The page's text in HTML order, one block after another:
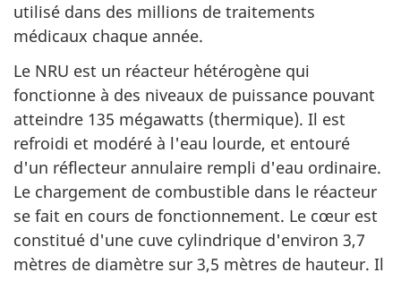
utilisé dans des millions de traitements
médicaux chaque année.
Le NRU est un réacteur hétérogène qui
fonctionne à des niveaux de puissance pouvant
atteindre 135 mégawatts (thermique). Il est
refroidi et modéré à l'eau lourde, et entouré
d'un réflecteur annulaire rempli d'eau ordinaire.
Le chargement de combustible dans le réacteur
se fait en cours de fonctionnement. Le cœur est
constitué d'une cuve cylindrique d'environ 3,7
mètres de diamètre sur 3,5 mètres de hauteur. Il